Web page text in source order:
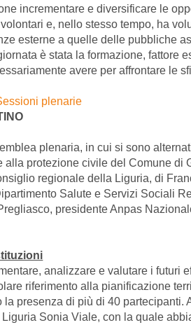
incrementare e diversificare le
e, nello stesso tempo, ha
esterne a quelle delle pubbliche
è stata la formazione, fattore
avere per affrontare le
plenaria, in cui si sono
alla protezione civile del Comune
regionale della Liguria, di
Salute e Servizi Sociali
presidente Anpas
analizzare e valutare i futuri
riferimento alla pianificazione
presenza di più di 40 partecipanti.
Sonia Viale, con la quale